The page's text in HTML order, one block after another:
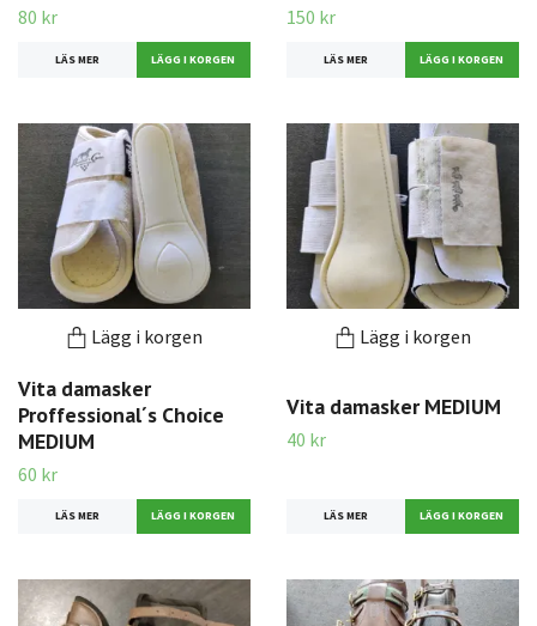
80 kr
LÄS MER
150 kr
LÄS MER
Lägg i korgen
Vita damasker
Proffessional´s Choice
MEDIUM
60 kr
LÄS MER
Lägg i korgen
Vita damasker MEDIUM
40 kr
LÄS MER